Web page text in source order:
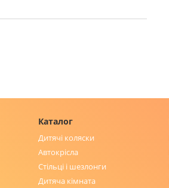
Каталог
Дитячі коляски
Автокрісла
Стільці і шезлонги
Дитяча кімната